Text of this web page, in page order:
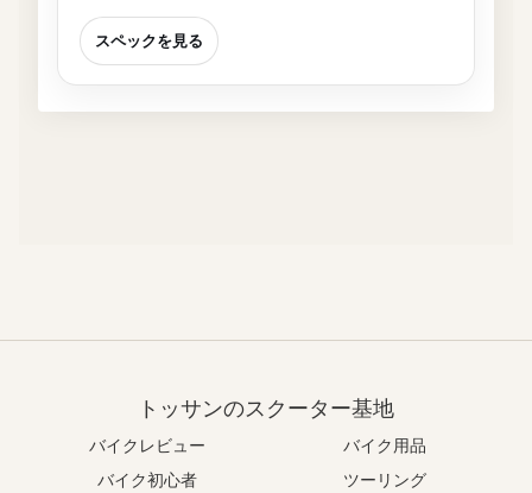
スペックを見る
トッサンのスクーター基地
バイクレビュー
バイク用品
バイク初心者
ツーリング